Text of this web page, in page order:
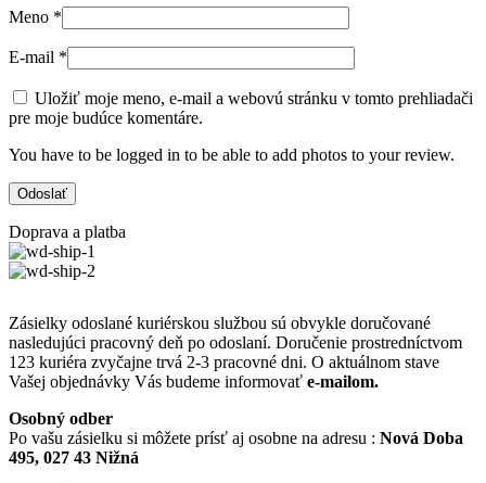
Meno *
E-mail *
Uložiť moje meno, e-mail a webovú stránku v tomto prehliadači
pre moje budúce komentáre.
You have to be logged in to be able to add photos to your review.
Doprava a platba
Zásielky odoslané kuriérskou službou sú obvykle doručované
nasledujúci pracovný deň po odoslaní. Doručenie prostredníctvom
123 kuriéra zvyčajne trvá 2-3 pracovné dni. O aktuálnom stave
Vašej objednávky Vás budeme informovať e-mailom.
Osobný odber
Po vašu zásielku si môžete prísť aj osobne na adresu : Nová Doba
495, 027 43 Nižná